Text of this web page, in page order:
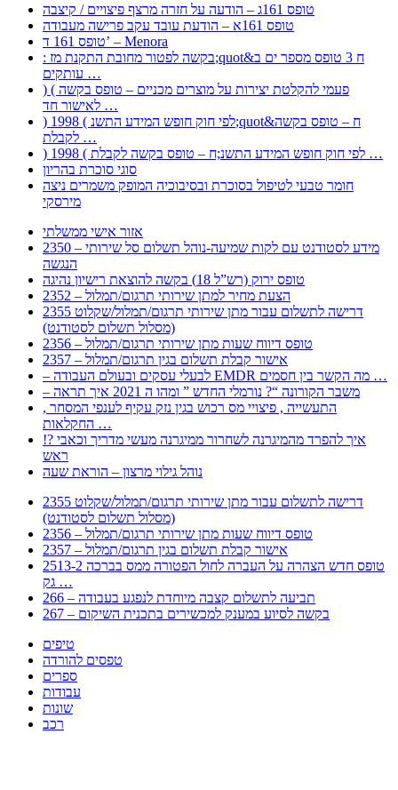
טופס 161ג – הודעה על חזרה מרצף פיצויים / קיצבה
טופס 161א – הודעת עובד עקב פרישה מעבודה
טופס 161 ד’ – Menora
: בקשה לפטור מחובת התקנת מז;quot&ח 3 טופס מספר ים ב
עותקים …
) ( פעמי להקלטת יצירות על מוצרים מכניים – טופס בקשה
לאישור חד …
) 1998 ( לפי חוק חופש המידע התשנ;quot&ח – טופס בקשה
לקבלת …
) 1998 ( לפי חוק חופש המידע התשנ;ח – טופס בקשה לקבלת …
סוגי סוכרת בהריון
חומר טבעי לטיפול בסוכרת ובסיבוכיה המופק משמרים ניצה
מירסקי
אזור אישי ממשלתי
2350 – מידע לסטודנט עם לקות שמיעה-נוהל תשלום סל שירותי
הנגשה
טופס ירוק (רש”ל 18) בקשה להוצאת רישיון נהיגה
2352 – הצעת מחיר למתן שירותי תרגום/תמלול
2355 דרישה לתשלום עבור מתן שירותי תרגום/תמלול/שקלוט
(מסלול תשלום לסטודנט)
2356 – טופס דיווח שעות מתן שירותי תרגום/תמלול
2357 – אישור קבלת תשלום בגין תרגום/תמלול
– לבעלי עסקים ובעולם העבודה EMDR מה הקשר בין חסמים …
– משבר הקורונה “? נורמלי החדש ” ומהו ה 2021 איך תראה
, התעשייה , פיצויי מס רכוש בגין נזק עקיף לענפי המסחר
החקלאות …
!? איך להפרד מהמיגרנה לשחרור ממיגרנה מעשי מדריך וכאבי
ראש
נוהל גילוי מרצון – הוראת שעה
2355 דרישה לתשלום עבור מתן שירותי תרגום/תמלול/שקלוט
(מסלול תשלום לסטודנט)
2356 – טופס דיווח שעות מתן שירותי תרגום/תמלול
2357 – אישור קבלת תשלום בגין תרגום/תמלול
2513-2 טופס חדש הצהרה על העברה לחול הפטורה ממס בברכה
גק …
266 – תביעה לתשלום קצבה מיוחדת לנפגע בעבודה
267 – בקשה לסיוע במענק למכשירים בתכנית השיקום
טיפים
טפסים להורדה
ספרים
עבודות
שונות
רכב